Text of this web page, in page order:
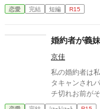
様」 「ど、どうも……」 ジェイコブ様
ンヌに見惚れ
かったよ。婚
て……」 「分かりましたわ」
婚約者となっ
恋愛 完結 短編 R15
婚約者が義
京佳
私の婚約者は
タキャンされ
チ切れお前が
リする事にし